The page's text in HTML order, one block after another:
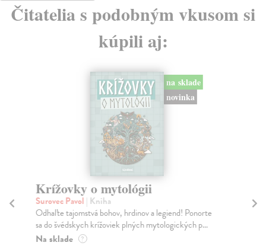
Čitatelia s podobným vkusom si
kúpili aj:
na sklade
novinka
Krížovky o mytológii
Surovec Pavol | Kniha
Odhaľte tajomstvá bohov, hrdinov a legiend! Ponorte
sa do švédskych krížoviek plných mytologických p...
Na sklade ?
a